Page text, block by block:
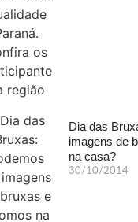
Dia das
imagens de
na casa?
30/10/2014